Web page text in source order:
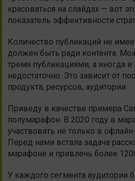
красоваться на слайдах — вот
показатель эффективности
Количество публикаций не
должен быть ради контента.
тремя публикациями, а иногда
недостаточно. Это зависит от
продукта, ресурсов, аудитории.
Приведу в качестве примера
полумарафон. В 2020 году в
участвовать не только в
Перед нами встала задача
марафоне и привлечь более
У каждого сегмента аудитории